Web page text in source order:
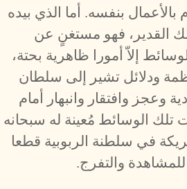
بنفسه. أما الذي بيده
القدير، فهو مستغنٍ عن
إلاّ أمورا ظاهرية بحتة،
ودلائل تشير إلى سلطان
وعجز وافتقار وانبهار أمام
تلك الوسائط مُعينة له سبحانه
في سلطنة الربوبية قطعا
والتفرج.